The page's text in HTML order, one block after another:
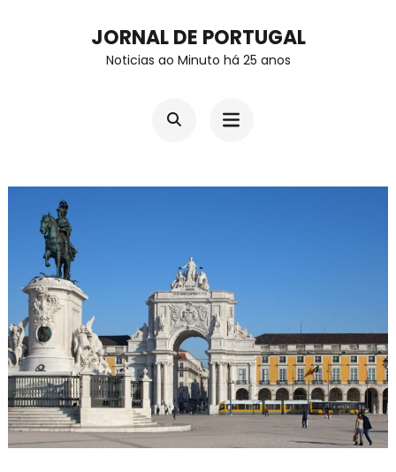
JORNAL DE PORTUGAL
Noticias ao Minuto há 25 anos